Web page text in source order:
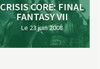
CRISIS CORE: FINAL
FANTASY VII
Le 23 juin 2008